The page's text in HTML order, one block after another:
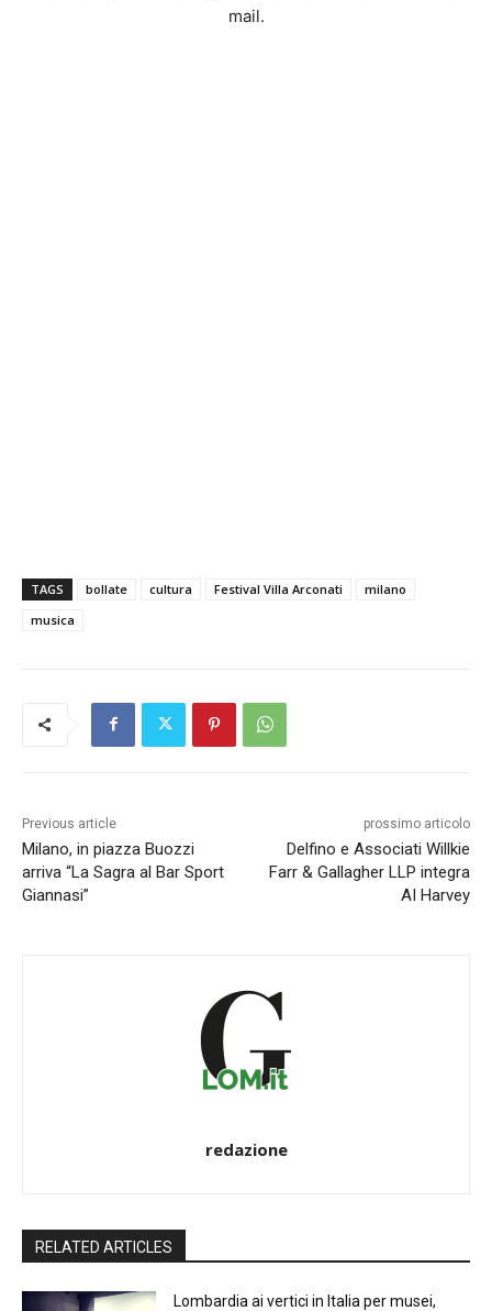
mail.
TAGS bollate cultura Festival Villa Arconati
milano
musica
Previous article
Milano, in piazza Buozzi
arriva “La Sagra al Bar Sport
Giannasi”
prossimo articolo
Delfino e Associati Willkie
Farr & Gallagher LLP integra
AI Harvey
redazione
RELATED ARTICLES
Lombardia ai vertici in Italia per musei,